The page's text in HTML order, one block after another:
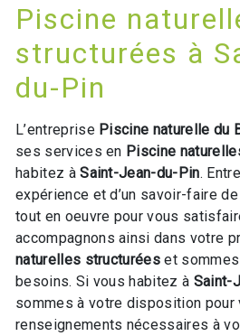
Piscine
structurées à
du-Pin
L’entreprise Piscine naturelle du
ses services en Piscine
habitez àSaint-Jean-du-Pin.
expérience et d’un savoir-faire
tout en oeuvre pour vous
accompagnons ainsi dans votre
naturelles structurées et
besoins. Si vous habitez à Saint-
sommes à votre disposition pour
renseignements nécessaires à